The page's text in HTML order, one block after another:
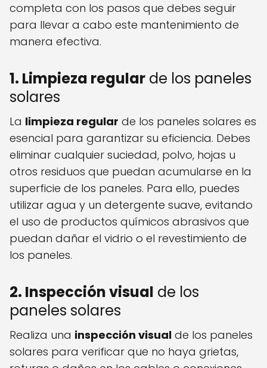
completa con los pasos que debes seguir
para llevar a cabo este mantenimiento de
manera efectiva.
1. Limpieza regular de los paneles
solares
La limpieza regular de los paneles solares es
esencial para garantizar su eficiencia. Debes
eliminar cualquier suciedad, polvo, hojas u
otros residuos que puedan acumularse en la
superficie de los paneles. Para ello, puedes
utilizar agua y un detergente suave, evitando
el uso de productos químicos abrasivos que
puedan dañar el vidrio o el revestimiento de
los paneles.
2. Inspección visual de los
paneles solares
Realiza una inspección visual de los paneles
solares para verificar que no haya grietas,